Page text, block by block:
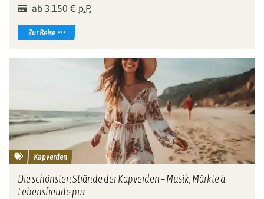
ab 3.150 € p.P.
Zur Reise
Kapverden
Die schönsten Strände der Kapverden – Musik, Märkte &
Lebensfreude pur